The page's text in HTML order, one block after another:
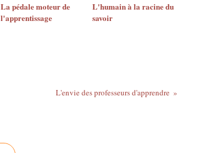
La pédale moteur de
l'apprentissage
L'humain à la racine du
savoir
L'envie des professeurs d'apprendre